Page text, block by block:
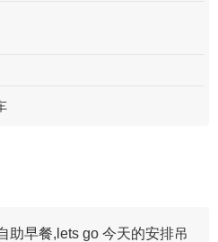
早餐,lets go 今天的安排吊